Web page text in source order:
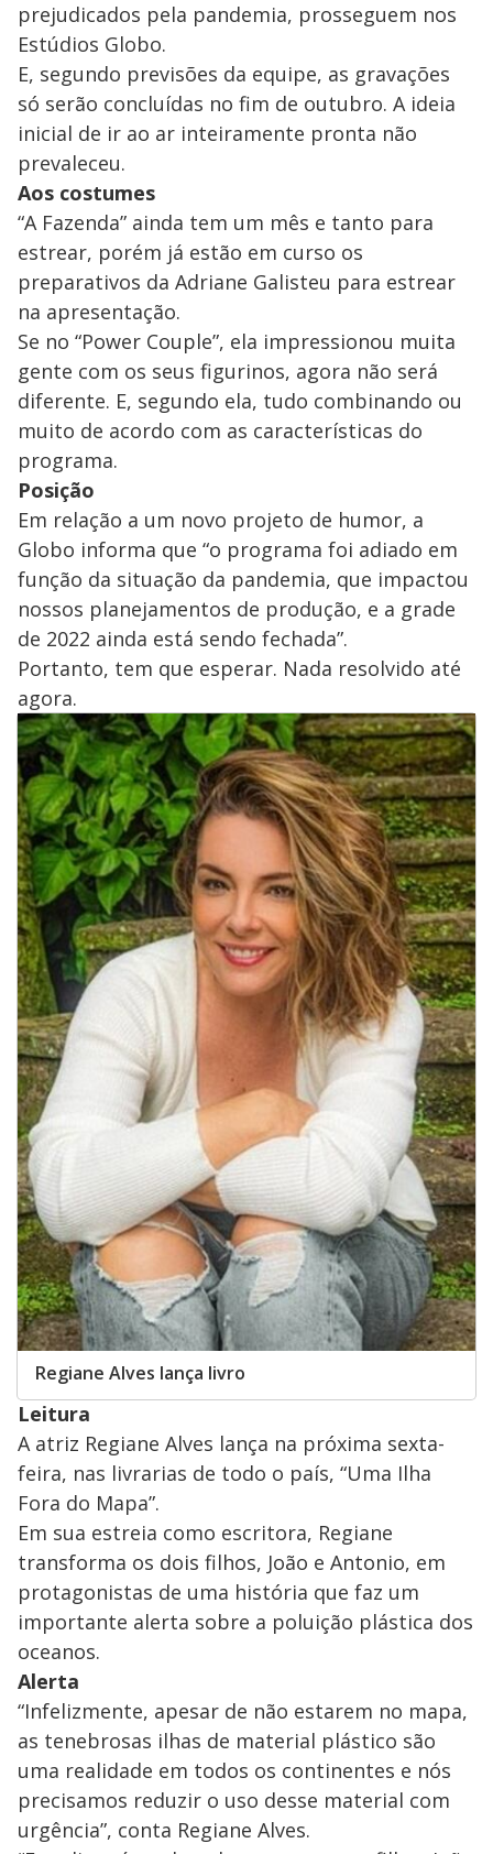
prejudicados pela pandemia, prosseguem nos
Estúdios Globo.
E, segundo previsões da equipe, as gravações
só serão concluídas no fim de outubro. A ideia
inicial de ir ao ar inteiramente pronta não
prevaleceu.
Aos costumes
“A Fazenda” ainda tem um mês e tanto para
estrear, porém já estão em curso os
preparativos da Adriane Galisteu para estrear
na apresentação.
Se no “Power Couple”, ela impressionou muita
gente com os seus figurinos, agora não será
diferente. E, segundo ela, tudo combinando ou
muito de acordo com as características do
programa.
Posição
Em relação a um novo projeto de humor, a
Globo informa que “o programa foi adiado em
função da situação da pandemia, que impactou
nossos planejamentos de produção, e a grade
de 2022 ainda está sendo fechada”.
Portanto, tem que esperar. Nada resolvido até
agora.
Regiane Alves lança livro
Leitura
A atriz Regiane Alves lança na próxima sexta-
feira, nas livrarias de todo o país, “Uma Ilha
Fora do Mapa”.
Em sua estreia como escritora, Regiane
transforma os dois filhos, João e Antonio, em
protagonistas de uma história que faz um
importante alerta sobre a poluição plástica dos
oceanos.
Alerta
“Infelizmente, apesar de não estarem no mapa,
as tenebrosas ilhas de material plástico são
uma realidade em todos os continentes e nós
precisamos reduzir o uso desse material com
urgência”, conta Regiane Alves.